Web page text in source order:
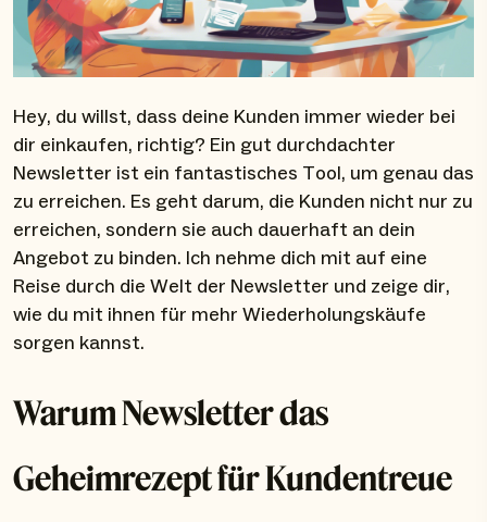
Hey, du willst, dass deine Kunden immer wieder bei
dir einkaufen, richtig? Ein gut durchdachter
Newsletter ist ein fantastisches Tool, um genau das
zu erreichen. Es geht darum, die Kunden nicht nur zu
erreichen, sondern sie auch dauerhaft an dein
Angebot zu binden. Ich nehme dich mit auf eine
Reise durch die Welt der Newsletter und zeige dir,
wie du mit ihnen für mehr Wiederholungskäufe
sorgen kannst.
Warum Newsletter das
Geheimrezept für Kundentreue